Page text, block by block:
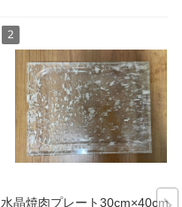
水晶焼肉プレート30cm×40cm